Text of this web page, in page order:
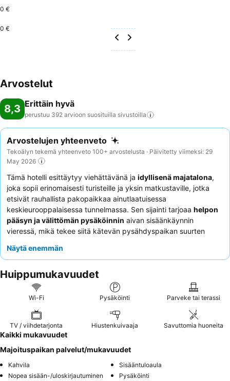
0 €
0 €
Arvostelut
8,3 Erittäin hyvä
perustuu 392 arvioon suosituilla sivustoilla
Arvostelujen yhteenveto
Tekoälyn tekemä yhteenveto 100+ arvostelusta · Päivitetty viimeksi: 29
May 2026
Tämä hotelli esittäytyy viehättävänä ja idyllisenä majatalona,
joka sopii erinomaisesti turisteille ja yksin matkustaville, jotka
etsivät rauhallista pakopaikkaa ainutlaatuisessa
keskieurooppalaisessa tunnelmassa. Sen sijainti tarjoaa helpon
pääsyn ja välittömän pysäköinnin aivan sisäänkäynnin
vieressä, mikä tekee siitä kätevän pysähdyspaikan suurten
rentouttavastasaunasta
ystävällisestä ja mukautuvasta palvelustaan, joka täydentää
hyviä, monipuolisia ja runsaita aamiaisvaihtoehtoja. Hiljaisemman
kokemuksen saamiseksi asiakkaita kehotetaan pyytämään
Näytä enemmän
Huippumukavuudet
Wi-Fi Pysäköinti Parveke tai terassi
TV / viihdetarjonta Hiustenkuivaaja Savuttomia huoneita
Kaikki mukavuudet
Majoituspaikan palvelut/mukavuudet
Kahvila
Sisääntuloaula
Nopea sisään-/uloskirjautuminen
Pysäköinti